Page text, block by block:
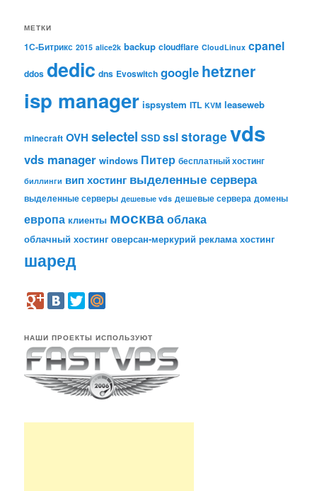
МЕТКИ
1С-Битрикс 2015 alice2k backup cloudflare CloudLinux cpanel
ddos dedic dns Evoswitch google hetzner
isp manager ispsystem ITL KVM leaseweb
minecraft OVH selectel SSD sslstorage vds
vds manager windows Питер бесплатный хостинг
биллинги вип хостинг выделенные сервера
выделенные серверы дешевые vds дешевые сервера домены
европа клиенты москваоблака
облачный хостинг оверсан-меркурий реклама хостинг
шаред
НАШИ ПРОЕКТЫ ИСПОЛЬЗУЮТ